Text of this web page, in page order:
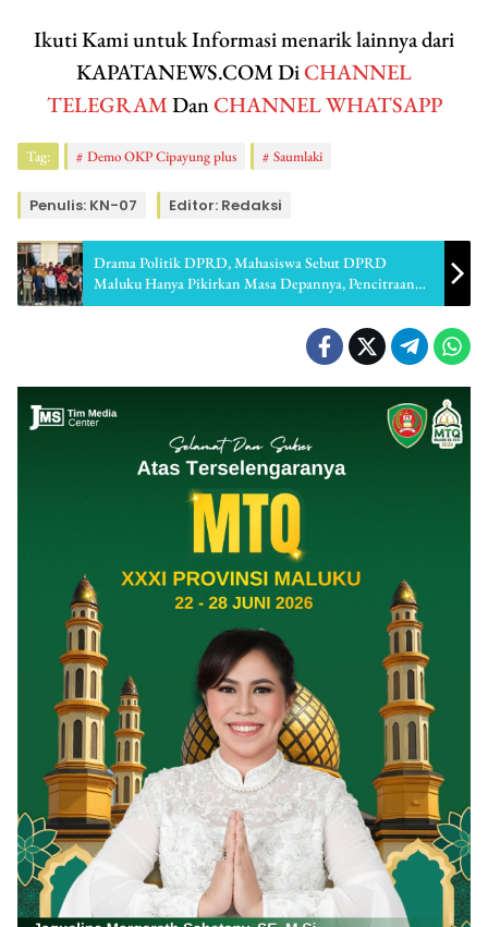
Ikuti Kami untuk Informasi menarik lainnya dari
KAPATANEWS.COM DiCHANNEL
TELEGRAMDanCHANNEL WHATSAPP
Tag: Demo OKP Cipayung plus Saumlaki
Penulis: KN-07 Editor: Redaksi
Drama Politik DPRD, Mahasiswa Sebut DPRD
Maluku Hanya Pikirkan Masa Depannya, Pencitraan
Dan Sarang Koruptor